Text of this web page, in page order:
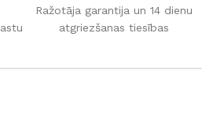
Ražotāja garantija un 14 dienu
atgriezšanas tiesības